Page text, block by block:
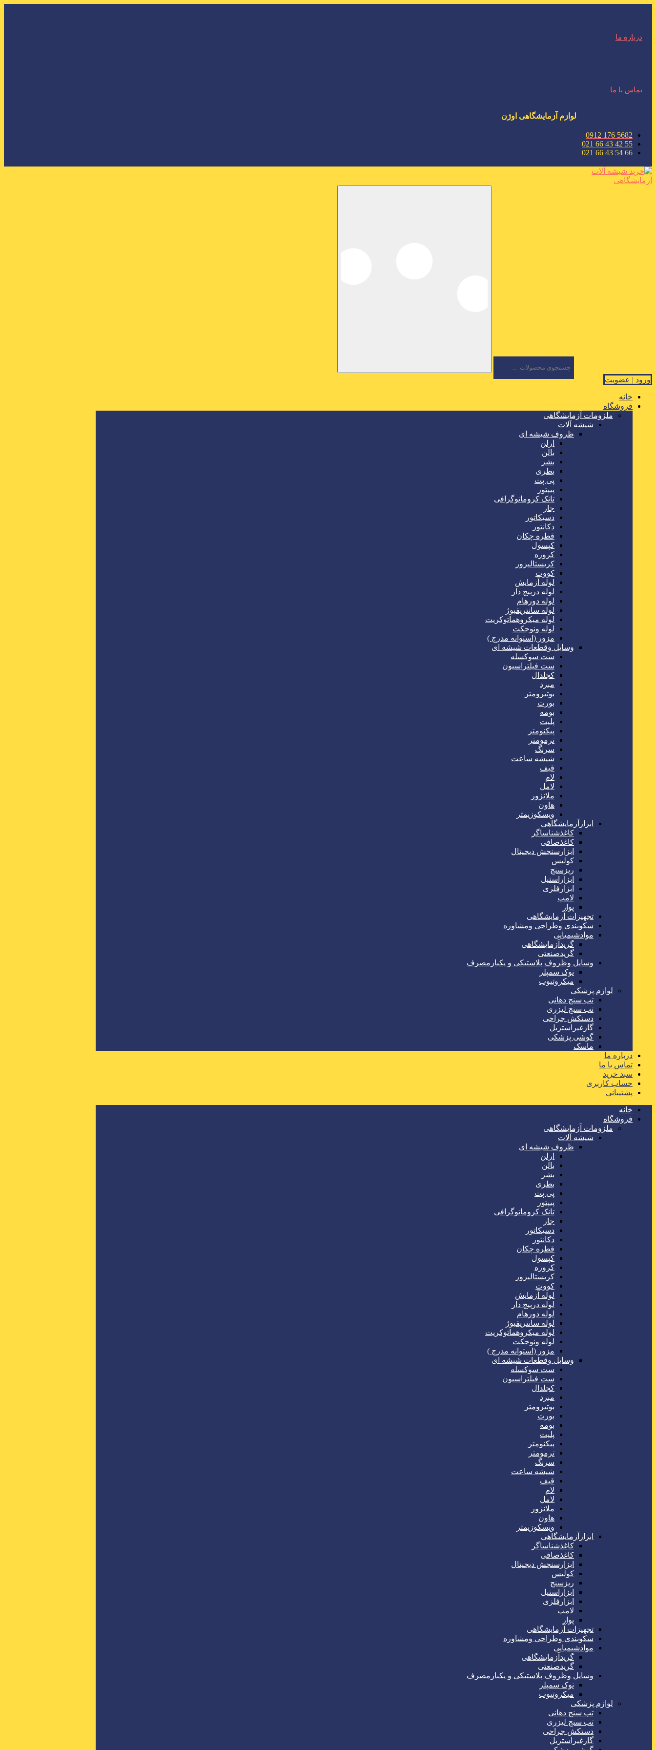
درباره ما
تماس با ما
لوازم آزمایشگاهی اوژن
5682 176 0912
55 42 43 66 021
66 54 43 66 021
ورود | عضویت
خانه
فروشگاه
ملزومات آزمایشگاهی
شیشه آلات
ظروف شیشه ای
ارلن
بالن
بشر
بطری
پی پت
پیپتور
تانک کروماتوگرافی
جار
دسیکاتور
دکانتور
قطره چکان
کپسول
کروزه
کریستالیزور
کووت
لوله آزمایش
لوله درپیچ دار
لوله دورهام
لوله سانتریفیوژ
لوله میکروهماتوکریت
لوله ونوجکت
مزور (استوانه مدرج )
وسایل وقطعات شیشه ای
ست سوکسله
ست فیلتراسیون
کجلدال
مبرد
بوتیرومتر
بورت
بومه
پلیت
پیکنومتر
ترمومتر
سرنگ
شیشه ساعت
قیف
لام
لامل
ملانژور
هاون
ویسکوزیمتر
ابزارآزمایشگاهی
کاغذشناساگر
کاغذصافی
ابزارسنجش دیجیتال
کولیس
ریزسنج
ابزاراستیل
ابزارفلزی
لامپ
پوار
تجهیزات آزمایشگاهی
سکوبندی وطراحی ومشاوره
موادشیمیایی
گریدآزمایشگاهی
گریدصنعتی
وسایل وظروف پلاستیکی و یکبارمصرف
نوک سمپلر
میکروتیوب
لوازم پزشکی
تب سنج دهانی
تب سنج لیزری
دستکش جراحی
گازغیراستریل
گوشی پزشکی
ماسک
درباره ما
تماس با ما
سبد خرید
حساب کاربری
پشتیبانی
خانه
فروشگاه
ملزومات آزمایشگاهی
شیشه آلات
ظروف شیشه ای
ارلن
بالن
بشر
بطری
پی پت
پیپتور
تانک کروماتوگرافی
جار
دسیکاتور
دکانتور
قطره چکان
کپسول
کروزه
کریستالیزور
کووت
لوله آزمایش
لوله درپیچ دار
لوله دورهام
لوله سانتریفیوژ
لوله میکروهماتوکریت
لوله ونوجکت
مزور (استوانه مدرج )
وسایل وقطعات شیشه ای
ست سوکسله
ست فیلتراسیون
کجلدال
مبرد
بوتیرومتر
بورت
بومه
پلیت
پیکنومتر
ترمومتر
سرنگ
شیشه ساعت
قیف
لام
لامل
ملانژور
هاون
ویسکوزیمتر
ابزارآزمایشگاهی
کاغذشناساگر
کاغذصافی
ابزارسنجش دیجیتال
کولیس
ریزسنج
ابزاراستیل
ابزارفلزی
لامپ
پوار
تجهیزات آزمایشگاهی
سکوبندی وطراحی ومشاوره
موادشیمیایی
گریدآزمایشگاهی
گریدصنعتی
وسایل وظروف پلاستیکی و یکبارمصرف
نوک سمپلر
میکروتیوب
لوازم پزشکی
تب سنج دهانی
تب سنج لیزری
دستکش جراحی
گازغیراستریل